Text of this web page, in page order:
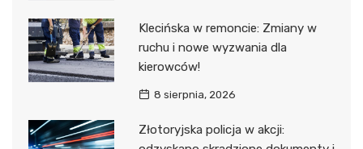
Klecińska w remoncie: Zmiany w
ruchu i nowe wyzwania dla
kierowców!
8 sierpnia, 2026
Złotoryjska policja w akcji: